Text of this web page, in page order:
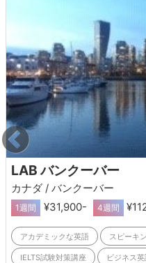
LAB バンクーバー
カナダ / バンクーバー
1週間 ¥31,900- 4週間
アカデミックな英語 スピーキ
IELTS試験対策講座 ビジネス